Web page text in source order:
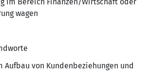
wagen
von Kundenbeziehungen und